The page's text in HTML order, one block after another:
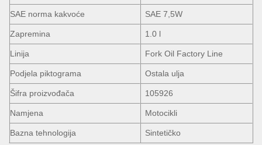
SAE norma kakvoće SAE 7,5W
Zapremina 1.0 l
Linija Fork Oil Factory Line
Podjela piktograma Ostala ulja
Šifra proizvođača 105926
Namjena Motocikli
Bazna tehnologija Sintetičko